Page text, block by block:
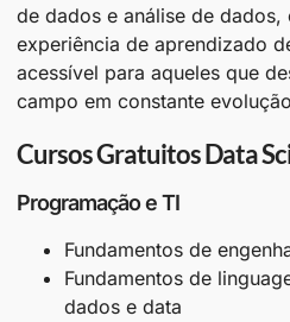
de dados e análise de dados,
experiência de aprendizado
acessível para aqueles que
campo em constante
Cursos Gratuitos Data
Programação e TI
Fundamentos de
Fundamentos de
dados e data